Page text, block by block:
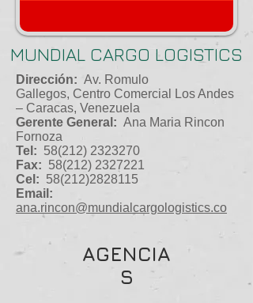
MUNDIAL CARGO LOGISTICS
Dirección: Av. Romulo
Gallegos, Centro Comercial Los Andes
– Caracas, Venezuela
Gerente General: Ana Maria Rincon
Fornoza
Tel: 58(212) 2323270
Fax: 58(212) 2327221
Cel: 58(212)2828115
Email:
ana.rincon@mundialcargologistics.co
AGENCIA
S